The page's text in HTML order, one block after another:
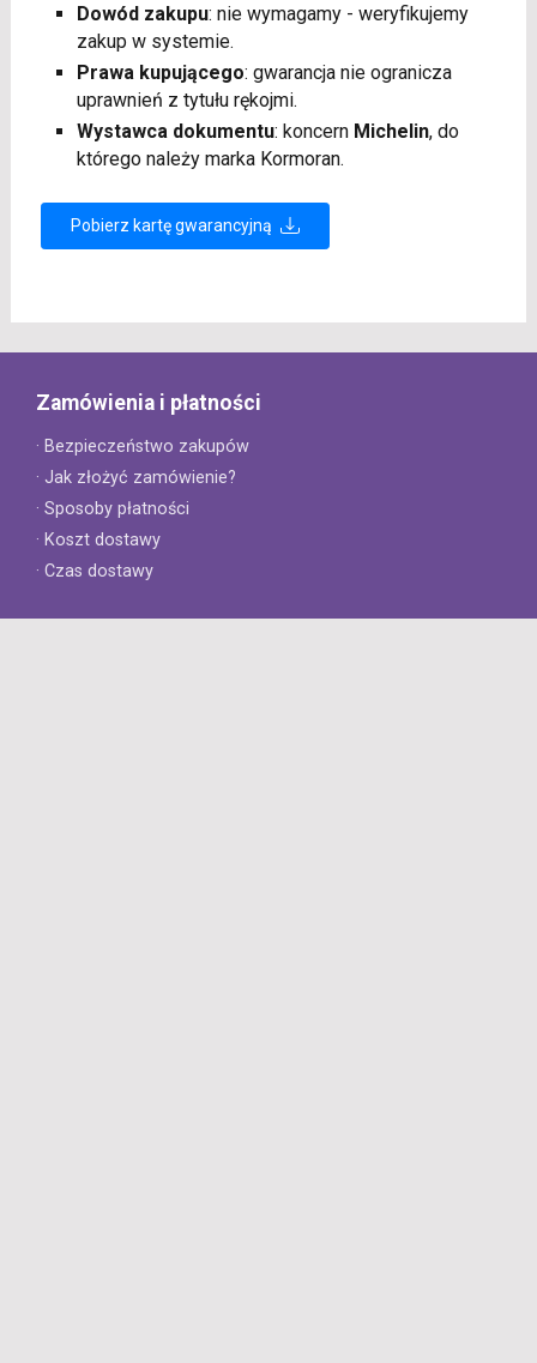
Dowód zakupu: nie wymagamy - weryfikujemy
zakup w systemie.
Prawa kupującego: gwarancja nie ogranicza
uprawnień z tytułu rękojmi.
Wystawca dokumentu: koncern Michelin, do
którego należy marka Kormoran.
Pobierz kartę gwarancyjną
Zamówienia i płatności
· Bezpieczeństwo zakupów
· Jak złożyć zamówienie?
· Sposoby płatności
· Koszt dostawy
· Czas dostawy